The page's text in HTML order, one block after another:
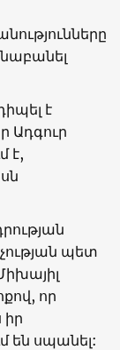
է
Ադգուր
է,
պետ
որ
իր
են սպանել: